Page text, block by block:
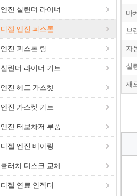
엔진 실린더 라이너
디젤 엔진 피스톤
엔진 피스톤 링
실린더 라이너 키트
엔진 헤드 가스켓
엔진 가스켓 키트
엔진 터보차저 부품
디젤 엔진 베어링
클러치 디스크 교체
디젤 연료 인젝터
마
브
자
실
재